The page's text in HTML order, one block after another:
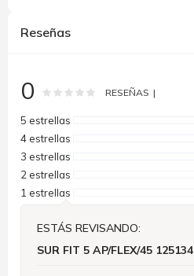
Reseñas
0 Rating: % of100
RESEÑAS
5 estrellas
4 estrellas
3 estrellas
2 estrellas
1 estrellas
ESTÁS REVISANDO:
SUR FIT 5 AP/FLEX/45 125134